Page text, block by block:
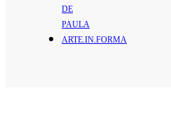
DE
PAULA
ARTE.IN.FORMA